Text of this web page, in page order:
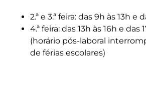
2.ª e 3.ª feira: das 9h às 13h e
4.ª feira: das 13h às 16h e das
(horário pós-laboral
de férias escolares)